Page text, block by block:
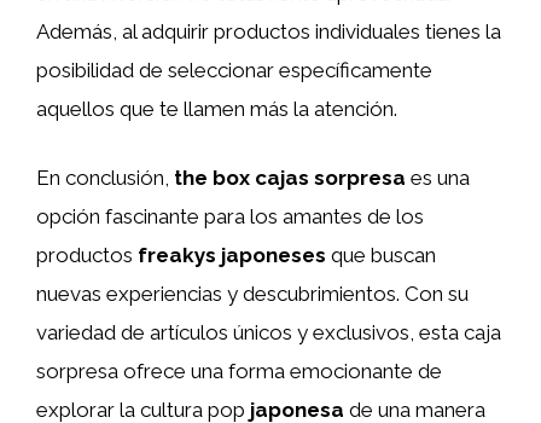
Además, al adquirir productos individuales tienes la
posibilidad de seleccionar específicamente
aquellos que te llamen más la atención.
En conclusión, the box cajas sorpresa es una
opción fascinante para los amantes de los
productos freakys japoneses que buscan
nuevas experiencias y descubrimientos. Con su
variedad de artículos únicos y exclusivos, esta caja
sorpresa ofrece una forma emocionante de
explorar la cultura pop japonesa de una manera